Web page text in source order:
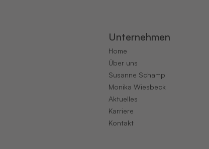
Unternehmen
Home
Über uns
Susanne Schamp
Monika Wiesbeck
Aktuelles
Karriere
Kontakt